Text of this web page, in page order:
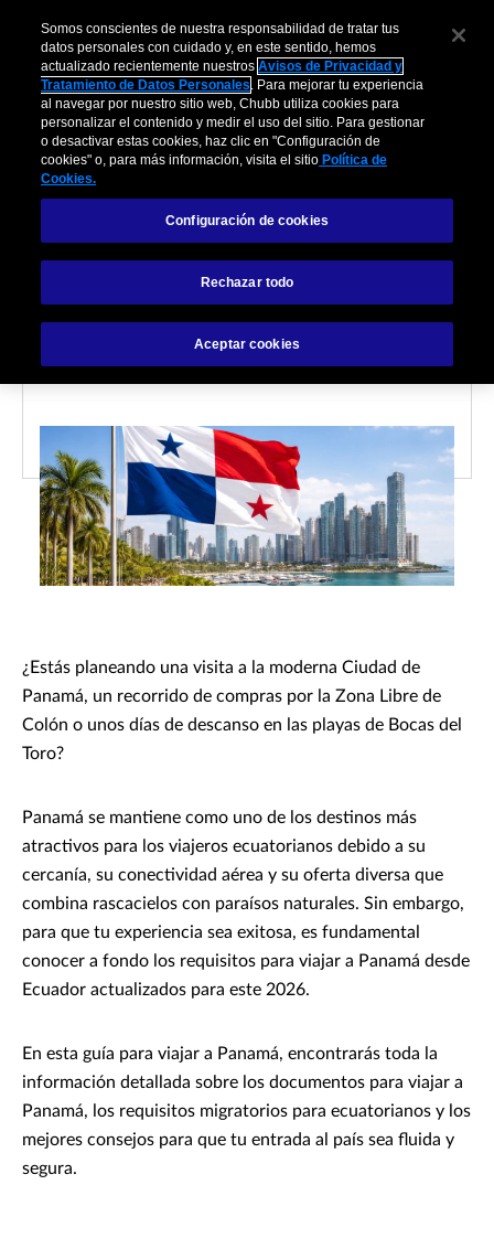
VIAJES
Requisitos para viajar a
Panamá desde Ecuador:
guía completa 2026
¿Estás planeando una visita a la moderna Ciudad de
Panamá, un recorrido de compras por la Zona Libre de
Colón o unos días de descanso en las playas de Bocas del
Toro?
Panamá se mantiene como uno de los destinos más
atractivos para los viajeros ecuatorianos debido a su
cercanía, su conectividad aérea y su oferta diversa que
combina rascacielos con paraísos naturales. Sin embargo,
para que tu experiencia sea exitosa, es fundamental
conocer a fondo los requisitos para viajar a Panamá desde
Ecuador actualizados para este 2026.
En esta guía para viajar a Panamá, encontrarás toda la
información detallada sobre los documentos para viajar a
Panamá, los requisitos migratorios para ecuatorianos y los
mejores consejos para que tu entrada al país sea fluida y
segura.
Somos conscientes de nuestra responsabilidad de tratar tus
datos personales con cuidado y, en este sentido, hemos
actualizado recientemente nuestrosAvisos de Privacidad y
Tratamiento de Datos Personales. Para mejorar tu experiencia
al navegar por nuestro sitio web, Chubb utiliza cookies para
personalizar el contenido y medir el uso del sitio. Para gestionar
o desactivar estas cookies, haz clic en "Configuración de
cookies" o, para más información, visita el sitio Política de
Cookies.
Configuración de cookies
Rechazar todo
Aceptar cookies